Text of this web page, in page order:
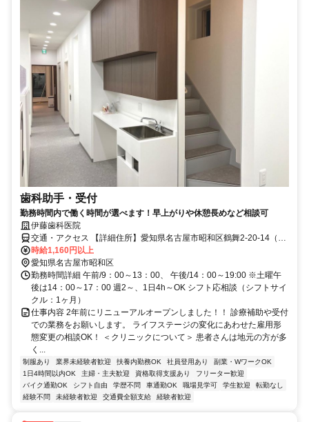
歯科助手・受付
勤務時間内で働く時間が選べます！早上がりや休憩長めなど相談可
伊藤歯科医院
交通・アクセス 【詳細住所】愛知県名古屋市昭和区鶴舞2-20-14（地
下鉄「鶴舞」駅より徒歩7分＊車・バイク通勤OK）
時給1,160円以上
愛知県名古屋市昭和区
勤務時間詳細 午前/9：00～13：00、 午後/14：00～19:00 ※土曜午
後は14：00～17：00 週2～、1日4h～OK シフト応相談（シフトサイ
クル：1ヶ月）
仕事内容 2年前にリニューアルオープンしました！！ 診療補助や受付
での業務をお願いします。 ライフステージの変化にあわせた雇用形
態変更の相談OK！ ＜クリニックについて＞ 患者さんは地元の方が多
く...
制服あり 業界未経験者歓迎 扶養内勤務OK 社員登用あり
副業・WワークOK
1日4時間以内OK
主婦・主夫歓迎 資格取得支援あり
フリーター歓迎
バイク通勤OK
シフト自由 学歴不問 車通勤OK 職場見学可 学生歓迎
転勤なし
経験不問
未経験者歓迎 交通費全額支給 経験者歓迎